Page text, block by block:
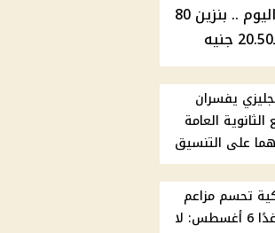
أسعار الوقود في مصر اليوم .. بنزين 80
يفسران
العامة
تحسم مزاعم
وقوع زلزال غدًا 6 أغسطس: لا